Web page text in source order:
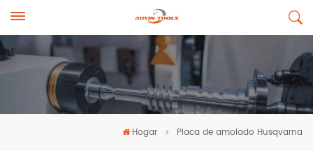
Hogar Placa de amolado Husqvarna